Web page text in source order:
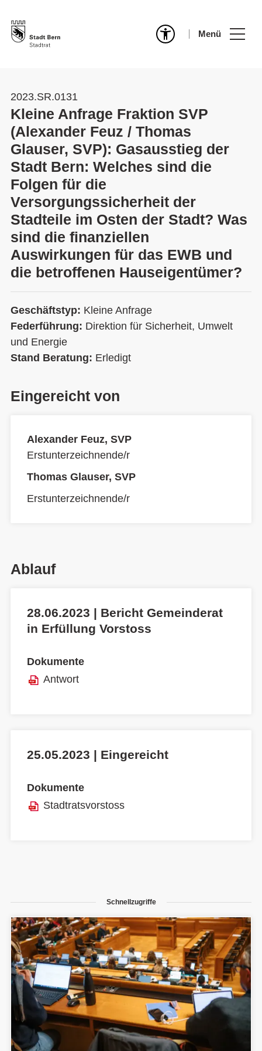
Menü
2023.SR.0131
Kleine Anfrage Fraktion SVP
(Alexander Feuz / Thomas
Glauser, SVP): Gasausstieg der
Stadt Bern: Welches sind die
Folgen für die
Versorgungssicherheit der
Stadteile im Osten der Stadt? Was
sind die finanziellen
Auswirkungen für das EWB und
die betroffenen Hauseigentümer?
Geschäftstyp: Kleine Anfrage
Federführung: Direktion für Sicherheit, Umwelt
und Energie
Stand Beratung: Erledigt
Eingereicht von
Alexander Feuz, SVP
Erstunterzeichnende/r
Thomas Glauser, SVP
Erstunterzeichnende/r
Ablauf
28.06.2023 | Bericht Gemeinderat
in Erfüllung Vorstoss
Dokumente
Antwort
25.05.2023 | Eingereicht
Dokumente
Stadtratsvorstoss
Schnellzugriffe